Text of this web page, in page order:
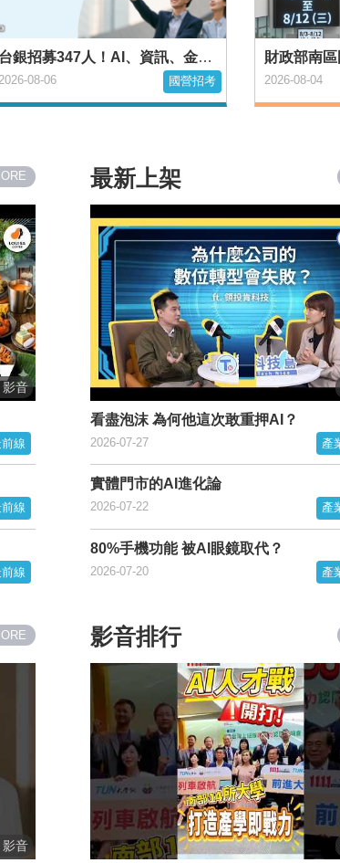
台銀招募347人！AI、資訊、金融人才全面徵才 8/6起報名
08-06 國營招考 2026-08-04
線
線
線
最新上架
看盡泡沫 為何他這次敢重押AI？
2026-07-27 產
實體門市的AI進化論
2026-07-22 產
80%手機功能 被AI眼鏡取代？
2026-07-20 產
影音排行